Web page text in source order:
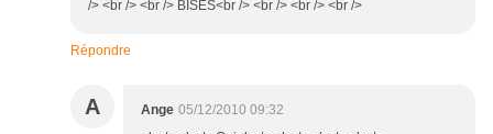
/> <br /> <br /> BISES<br /> <br /> <br /> <br />
Répondre
A Ange 05/12/2010 09:32